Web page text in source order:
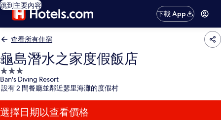
跳到主要內容
下載 App
查看所有住宿
龜島潛水之家度假飯店
3.0
星
級
住
宿
Ban's Diving Resort
設有 2 間餐廳並鄰近瑟里海灘的度假村
選擇日期以查看價格